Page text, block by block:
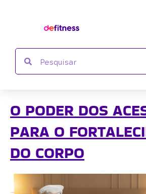
Search
O PODER DOS
PARA O
DO CORPO